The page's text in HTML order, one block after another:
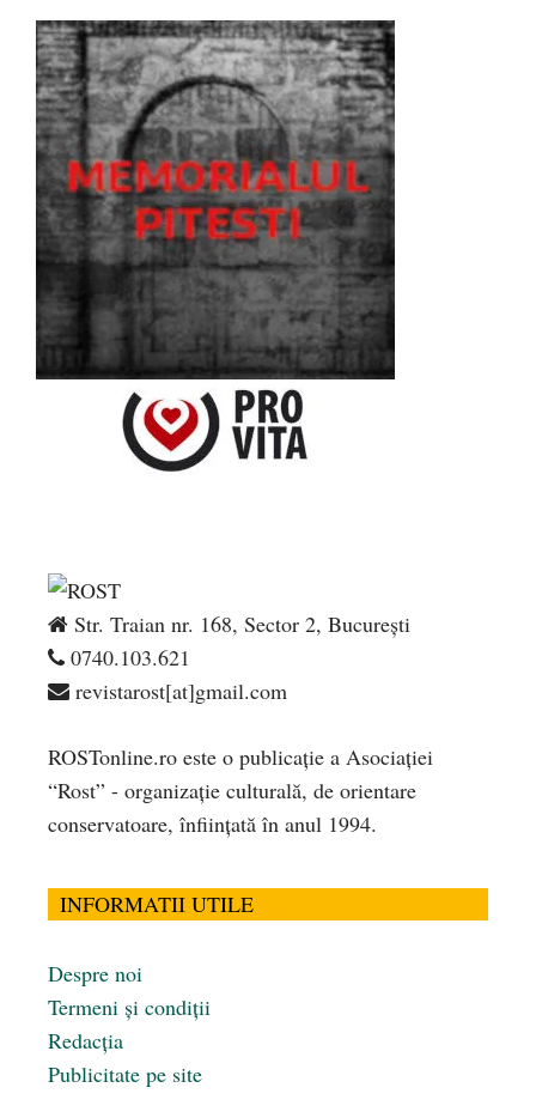
Str. Traian nr. 168, Sector 2, București
0740.103.621
revistarost[at]gmail.com
ROSTonline.ro este o publicaţie a Asociaţiei
“Rost” - organizaţie culturală, de orientare
conservatoare, înfiinţată în anul 1994.
INFORMATII UTILE
Despre noi
Termeni și condiții
Redacția
Publicitate pe site